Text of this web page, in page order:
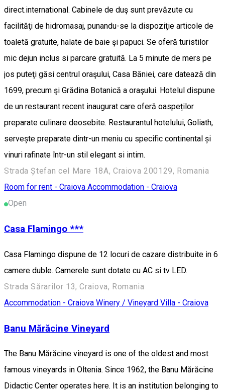
direct.international. Cabinele de duş sunt prevăzute cu
facilităţi de hidromasaj, punandu-se la dispoziţie articole de
toaletă gratuite, halate de baie şi papuci. Se oferă turistilor
mic dejun inclus si parcare gratuită. La 5 minute de mers pe
jos puteţi găsi centrul oraşului, Casa Băniei, care datează din
1699, precum şi Grădina Botanică a oraşului. Hotelul dispune
de un restaurant recent inaugurat care oferă oaspeților
preparate culinare deosebite. Restaurantul hotelului, Goliath,
servește preparate dintr-un meniu cu specific continental și
vinuri rafinate într-un stil elegant si intim.
Strada Ștefan cel Mare 18A, Craiova 200129, Romania
Room for rent - Craiova Accommodation - Craiova
Open
Casa Flamingo ***
Casa Flamingo dispune de 12 locuri de cazare distribuite in 6
camere duble. Camerele sunt dotate cu AC si tv LED.
Strada Sărarilor 13, Craiova, Romania
Accommodation - Craiova Winery / Vineyard Villa - Craiova
Banu Mărăcine Vineyard
The Banu Mărăcine vineyard is one of the oldest and most
famous vineyards in Oltenia. Since 1962, the Banu Mărăcine
Didactic Center operates here. It is an institution belonging to